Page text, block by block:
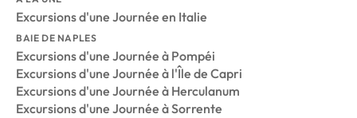
Excursions d'une Journée en Italie
BAIE DE NAPLES
Excursions d'une Journée à Pompéi
Excursions d'une Journée à l'Île de Capri
Excursions d'une Journée à Herculanum
Excursions d'une Journée à Sorrente